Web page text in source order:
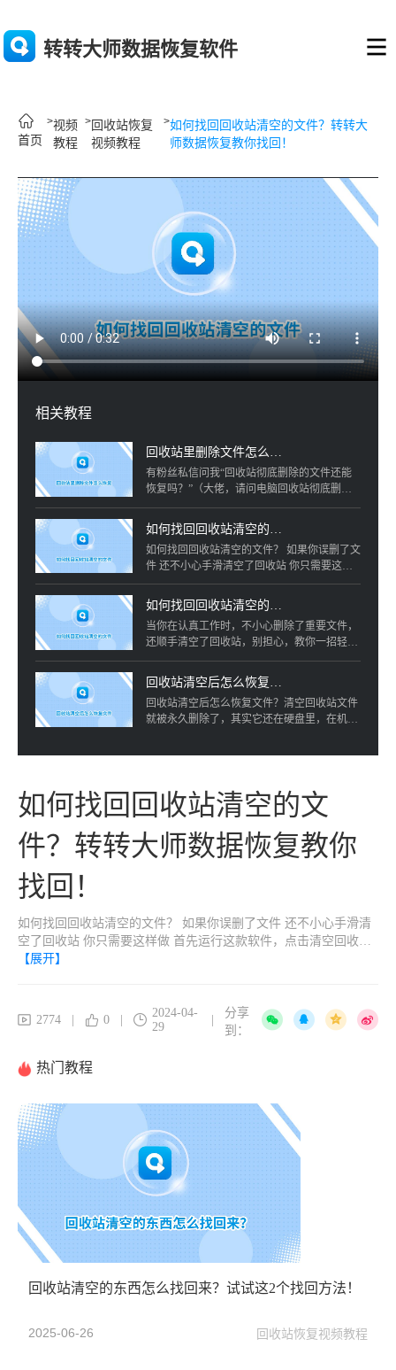
转转大师数据恢复软件
首页
>视频
教程
> 回收站恢复
视频教程
>如何找回回收站清空的文件？转转大
师数据恢复教你找回！
相关教程
有粉丝私信问我“回收站彻底删除的文件还能
恢复吗？”（大佬，请问电脑回收站彻底删除
置会被标记为空白 虽然明面上消失了 还是有
概率能够恢复的哟！ 比如我把这些图片和视频
在回收站永久删除 你以为它消失了 但其实只
要用对工具还是很容易找回的
如何找回回收站清空的文件？ 如果你误删了文
件 还不小心手滑清空了回收站 你只需要这样
做 首先运行这款软件，点击清空回收站恢复
（选择清空回收站恢复） 选择清空回收站前文
件所在的磁盘分区，点击开始扫描（选择磁盘
分区，点击开始扫描，扫描进度条）
如何找回回收站清空的文件？教你一招轻松找回删除的文件！
当你在认真工作时，不小心删除了重要文件，
还顺手清空了回收站，别担心，教你一招轻松
找回删除的文件，打开转转大师数据恢复软
件，点击勿清空回收站模式，选择清空前文件
存放的位置，点击开始扫描，扫描完成后查找
预览要恢复的文件，选择好文件保存的位置
回收站清空后怎么恢复文件？清空回收站文件
就被永久删除了，其实它还在硬盘里，在机械
收站恢复
如何找回回收站清空的文
件？转转大师数据恢复教你
找回！
如何找回回收站清空的文件？ 如果你误删了文件 还不小心手滑清
空了回收站 你只需要这样做 首先运行这款软件，点击清空回收站
恢复（选择清空回收站恢复） 选择清空回收站前文件所在的磁盘
【展开】
2774 | 0 |
2024-04-
29
|
分享
到：
热门教程
回收站清空的东西怎么找回来？试试这2个找回方法！
2025-06-26 回收站恢复视频教程